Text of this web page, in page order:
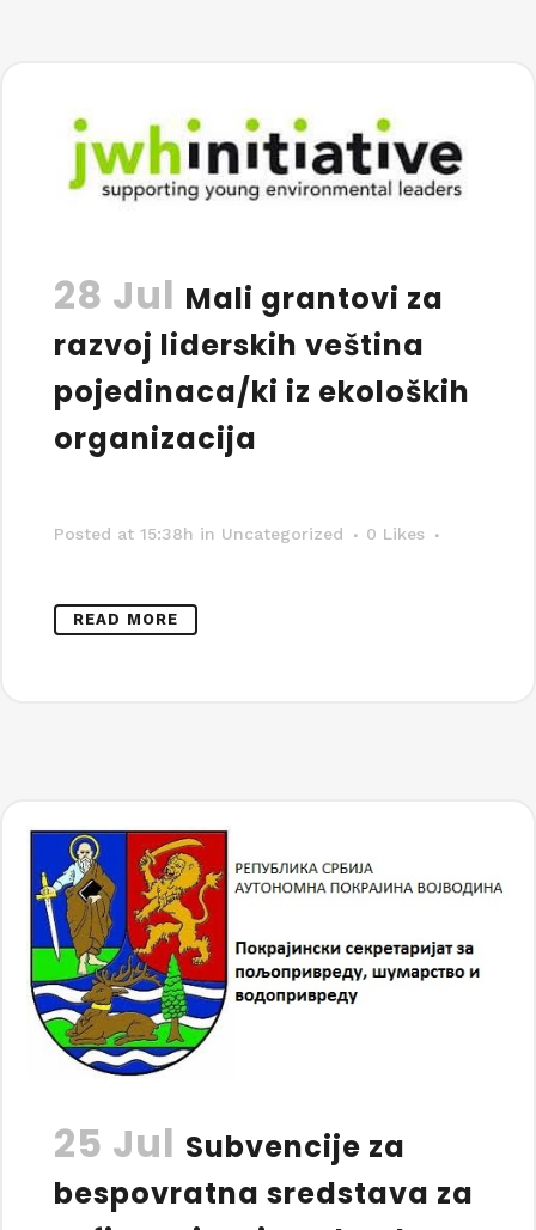
28 Jul Mali grantovi za
razvoj liderskih veština
pojedinaca/ki iz ekoloških
organizacija
Posted at 15:38h in Uncategorized 0 Likes
READ MORE
25 Jul Subvencije za
bespovratna sredstava za